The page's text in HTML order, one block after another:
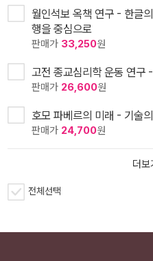
월인석보 옥책 연구 - 한글
행을 중심으로
판매가 33,250원
고전 종교심리학 운동 연구
판매가 26,600원
호모 파베르의 미래 - 기술
판매가 24,700원
더보
전체선택